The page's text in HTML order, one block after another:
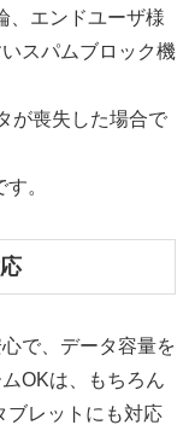
、エンドユーザ様
スパムブロック機
が喪失した場合で
。
で、データ容量を
OKは、もちろん
ブレットにも対応